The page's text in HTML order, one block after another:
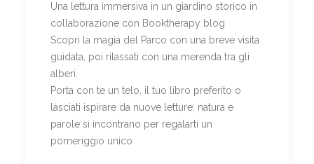
Una lettura immersiva in un giardino storico in
collaborazione con Booktherapy blog
Scopri la magia del Parco con una breve visita
guidata, poi rilassati con una merenda tra gli
alberi.
Porta con te un telo, il tuo libro preferito o
lasciati ispirare da nuove letture: natura e
parole si incontrano per regalarti un
pomeriggio unico